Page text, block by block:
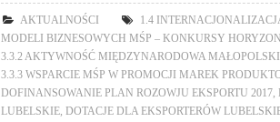
AKTUALNOŚCI
1.4
MODELI BIZNESOWYCH MŚP – KONKURSY
3.3.2 AKTYWNOŚĆ MIĘDZYNARODOWA
3.3.3 WSPARCIE MŚP W PROMOCJI MAREK
DOFINANSOWANIE PLAN ROZOWJU EKSPORTU 2017
LUBELSKIE DOTACJE DLA EKSPORTERÓW